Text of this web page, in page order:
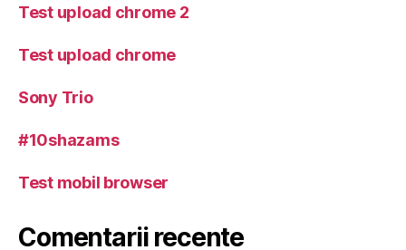
Test upload chrome 2
Test upload chrome
Sony Trio
#10shazams
Test mobil browser
Comentarii recente